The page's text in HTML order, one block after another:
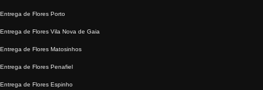
Entrega de Flores Porto
Entrega de Flores Vila Nova de Gaia
Entrega de Flores Matosinhos
Entrega de Flores Penafiel
Entrega de Flores Espinho